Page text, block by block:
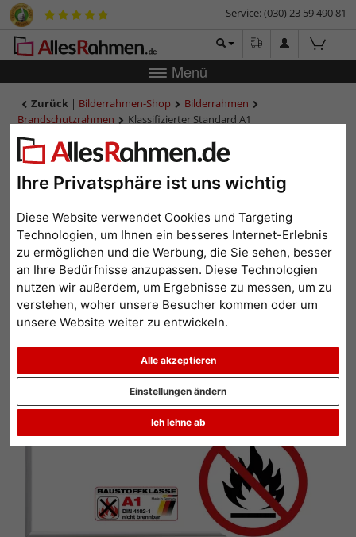
Ihre Privatsphäre ist uns wichtig
Diese Website verwendet Cookies und Targeting
Technologien, um Ihnen ein besseres Internet-Erlebnis
zu ermöglichen und die Werbung, die Sie sehen, besser
an Ihre Bedürfnisse anzupassen. Diese Technologien
nutzen wir außerdem, um Ergebnisse zu messen, um zu
verstehen, woher unsere Besucher kommen oder um
unsere Website weiter zu entwickeln.
Alle akzeptieren
Ich lehne ab
Einstellungen ändern
Service: (030) 23 59 490 81
Menü
Zurück | Bilderrahmen-Shop
Bilderrahmen
Brandschutzrahmen
Klassifizierter Standard A1
Brandschutzrahmen Econ rund
Klassifizierter Standard A1
Brandschutzrahmen Econ
rund